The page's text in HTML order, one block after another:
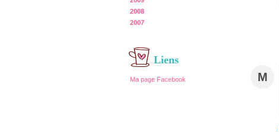
2008
2007
Liens
Ma page Facebook M